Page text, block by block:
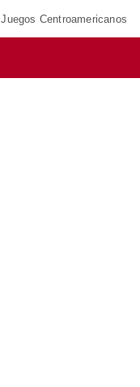
Juegos Centroamericanos